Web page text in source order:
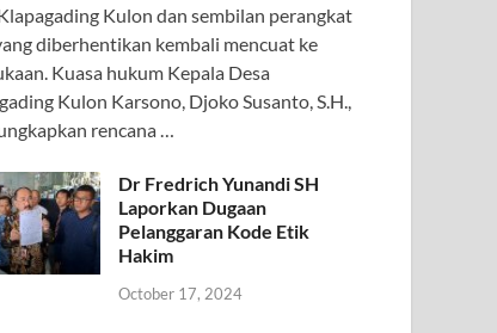
Kulon dan sembilan perangkat
diberhentikan kembali mencuat ke
Kuasa hukum Kepala Desa
Kulon Karsono, Djoko Susanto, S.H.,
rencana …
Dr Fredrich Yunandi SH
Laporkan Dugaan
Pelanggaran Kode Etik
Hakim
October 17, 2024